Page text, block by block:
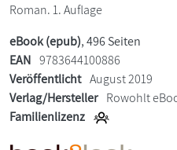
Roman. 1. Auflage
eBook (epub), 496 Seiten
EAN 9783644100886
Veröffentlicht August 2019
Verlag/Hersteller Rowohlt
Familienlizenz